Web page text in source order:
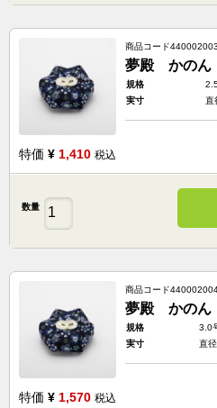
商品コード440002003
夢殿 かのん
規格
実寸
直
特価 ¥ 1,410 税込
数量
商品コード
夢殿 かのん
規格
3.0
実寸
直
特価 ¥ 1,570 税込